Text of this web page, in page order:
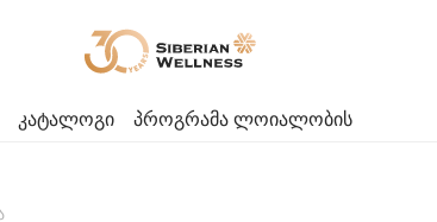
კატალოგი პროგრამა ლოიალობის